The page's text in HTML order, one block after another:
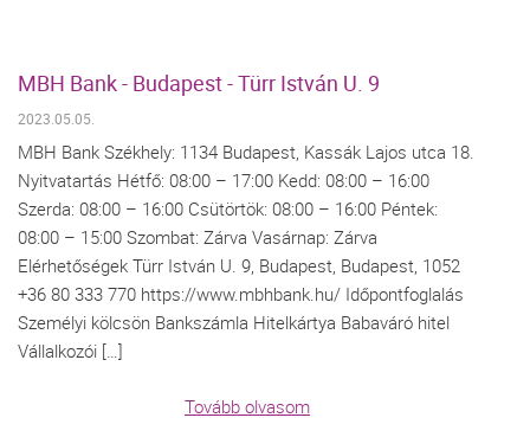
MBH Bank - Budapest - Türr István U. 9
2023.05.05.
MBH Bank Székhely: 1134 Budapest, Kassák Lajos utca 18.
Nyitvatartás Hétfő: 08:00 – 17:00 Kedd: 08:00 – 16:00
Szerda: 08:00 – 16:00 Csütörtök: 08:00 – 16:00 Péntek:
08:00 – 15:00 Szombat: Zárva Vasárnap: Zárva
Elérhetőségek Türr István U. 9, Budapest, Budapest, 1052
+36 80 333 770 https://www.mbhbank.hu/ Időpontfoglalás
Személyi kölcsön Bankszámla Hitelkártya Babaváró hitel
Vállalkozói […]
Tovább olvasom